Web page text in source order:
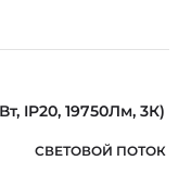
IP20, 19750Лм, 3К)